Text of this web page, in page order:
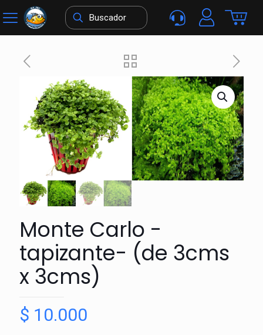
Monte Carlo -
tapizante- (de 3cms
x 3cms)
$ 10.000